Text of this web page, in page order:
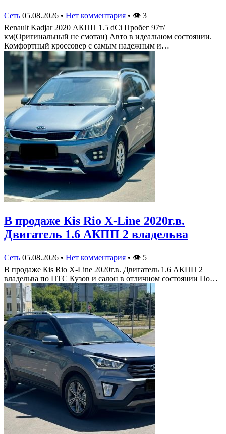
Сеть 05.08.2026 • Нет комментария • 👁 3
Renault Kadjar 2020 АКПП 1.5 dCi Пробег 97т/
км(Оригинальный не смотан) Авто в идеальном состоянии.
Комфортный кроссовер с самым надежным и…
В продаже Кis Rio X-Line 2020г.в.
Двигатель 1.6 АКПП 2 владельва
Сеть 05.08.2026 • Нет комментария • 👁 5
В продаже Кis Rio X-Line 2020г.в. Двигатель 1.6 АКПП 2
владельва по ПТС Кузов и салон в отличном состоянии По…